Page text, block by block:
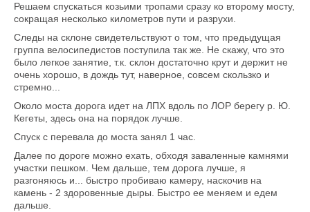
Решаем спускаться козьими тропами сразу ко второму мосту,
сокращая несколько километров пути и разрухи.
Следы на склоне свидетельствуют о том, что предыдущая
группа велосипедистов поступила так же. Не скажу, что это
было легкое занятие, т.к. склон достаточно крут и держит не
очень хорошо, в дождь тут, наверное, совсем скользко и
стремно...
Около моста дорога идет на ЛПХ вдоль по ЛОР берегу р. Ю.
Кегеты, здесь она на порядок лучше.
Спуск с перевала до моста занял 1 час.
Далее по дороге можно ехать, обходя заваленные камнями
участки пешком. Чем дальше, тем дорога лучше, я
разгоняюсь и... быстро пробиваю камеру, наскочив на
камень - 2 здоровенные дыры. Быстро ее меняем и едем
дальше.